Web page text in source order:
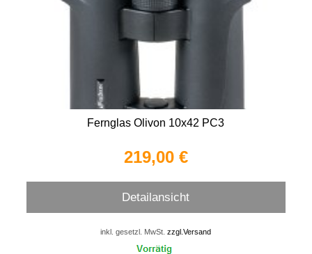
Fernglas Olivon 10x42 PC3
219,00 €
Detailansicht
inkl. gesetzl. MwSt.zzgl.Versand